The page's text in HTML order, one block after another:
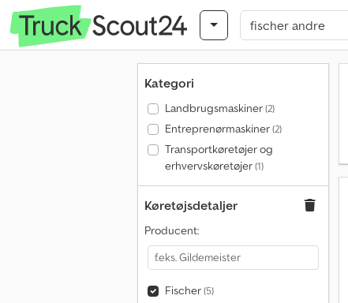
Kategori
Landbrugsmaskiner(2)
Entreprenørmaskiner(2)
Transportkøretøjer og
erhvervskøretøjer(1)
Køretøjsdetaljer
Producent:
Fischer(5)